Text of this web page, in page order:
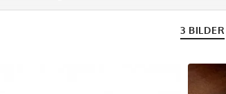
3 BILDER